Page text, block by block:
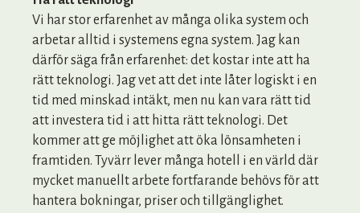
Vi har stor erfarenhet av många olika system och
arbetar alltid i systemens egna system. Jag kan
därför säga från erfarenhet: det kostar inte att ha
rätt teknologi. Jag vet att det inte låter logiskt i en
tid med minskad intäkt, men nu kan vara rätt tid
att investera tid i att hitta rätt teknologi. Det
kommer att ge möjlighet att öka lönsamheten i
framtiden. Tyvärr lever många hotell i en värld där
mycket manuellt arbete fortfarande behövs för att
hantera bokningar, priser och tillgänglighet.